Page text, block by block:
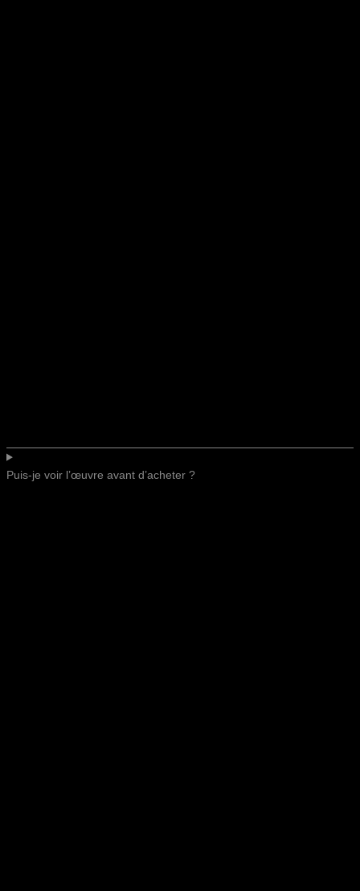
Puis-je voir l’œuvre avant d’acheter ?